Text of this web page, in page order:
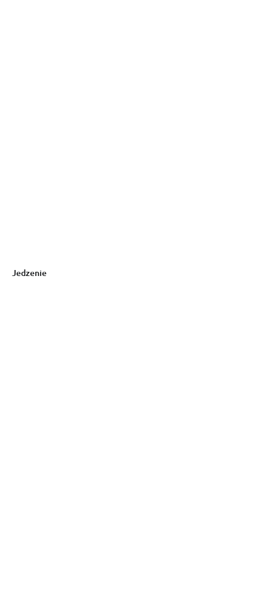
Jedzenie